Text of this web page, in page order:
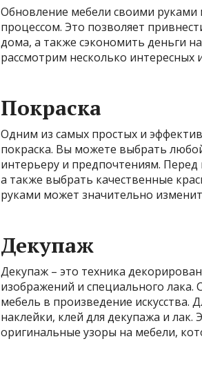
Обновление мебели своими
процессом. Это позволяет
дома, а также сэкономить деньги
рассмотрим несколько
Покраска
Одним из самых простых и
покраска. Вы можете выбрать
интерьеру и предпочтениям.
а также выбрать качественные
руками может значительно
Декупаж
Декупаж – это техника
изображений и специального
мебель в произведение искусства.
наклейки, клей для декупажа и лак.
оригинальные узоры на мебели,